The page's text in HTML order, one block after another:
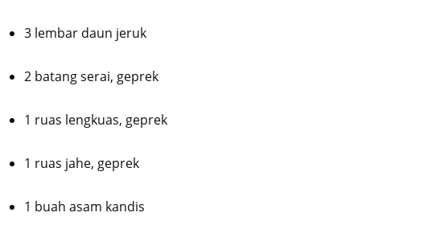
3 lembar daun jeruk
2 batang serai, geprek
1 ruas lengkuas, geprek
1 ruas jahe, geprek
1 buah asam kandis